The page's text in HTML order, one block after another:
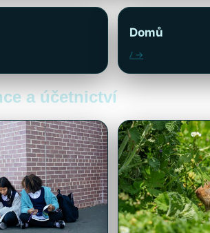
Domů
/ →
a účetnictví